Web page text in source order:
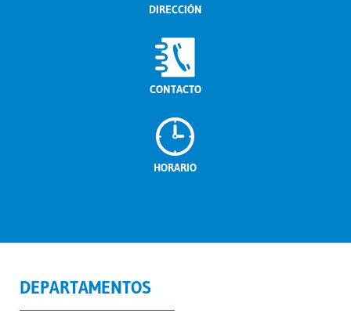
DIRECCIÓN
CONTACTO
HORARIO
DEPARTAMENTOS